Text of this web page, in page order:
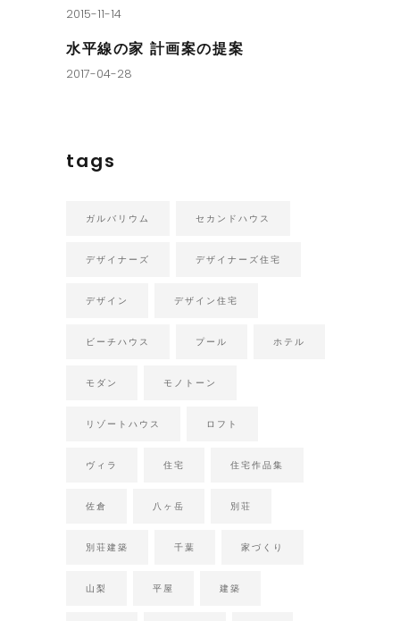
2015-11-14
水平線の家 計画案の提案
2017-04-28
tags
ガルバリウム セカンドハウス
デザイナーズ デザイナーズ住宅
デザイン デザイン住宅
ビーチハウス プール ホテル
モダン モノトーン
リゾートハウス ロフト
ヴィラ 住宅 住宅作品集
佐倉 八ヶ岳 別荘
別荘建築 千葉 家づくり
山梨 平屋 建築